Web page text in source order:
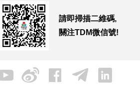
暑中心延長夜間開放
2026-08-07 18:20
週期支援體系
2026-08-07 18:12
請即掃描二維碼,
關注TDM微信號!